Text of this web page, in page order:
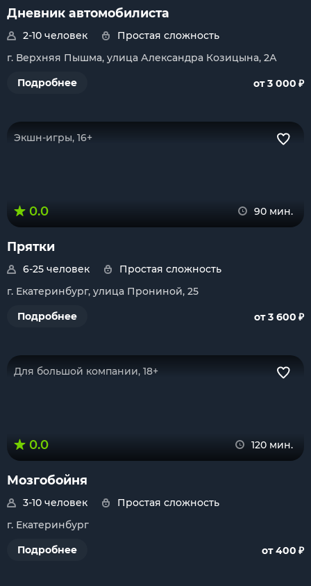
Дневник автомобилиста
2-10 человек
Простая сложность
г. Верхняя Пышма, улица Александра Козицына, 2А
Подробнее
от 3 000 ₽
Экшн-игры, 16+
0.0 90 мин.
Прятки
6-25 человек
Простая сложность
г. Екатеринбург, улица Прониной, 25
Подробнее
от 3 600 ₽
Для большой компании, 18+
0.0 120 мин.
Мозгобойня
3-10 человек
Простая сложность
г. Екатеринбург
Подробнее
от 400 ₽